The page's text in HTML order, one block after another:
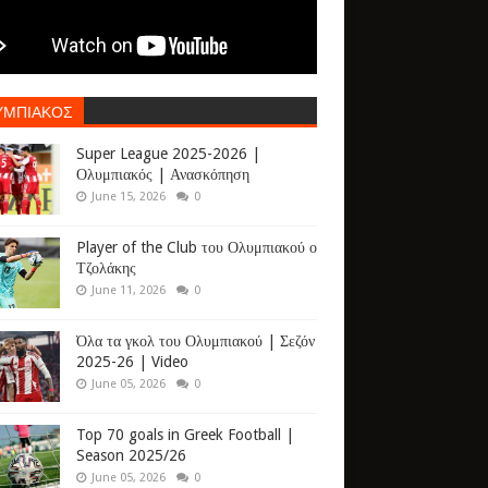
Super League 2025-2026 |
Ολυμπιακός | Ανασκόπηση
June 15, 2026 0
Player of the Club του Ολυμπιακού ο
Τζολάκης
June 11, 2026 0
Όλα τα γκολ του Ολυμπιακού | Σεζόν
2025-26 | Video
June 05, 2026 0
Top 70 goals in Greek Football |
Season 2025/26
June 05, 2026 0